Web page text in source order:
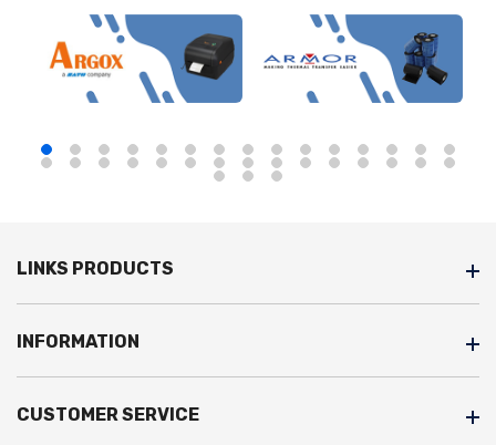
LINKS PRODUCTS
INFORMATION
CUSTOMER SERVICE